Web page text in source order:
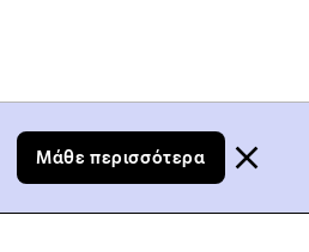
Μάθε περισσότερα